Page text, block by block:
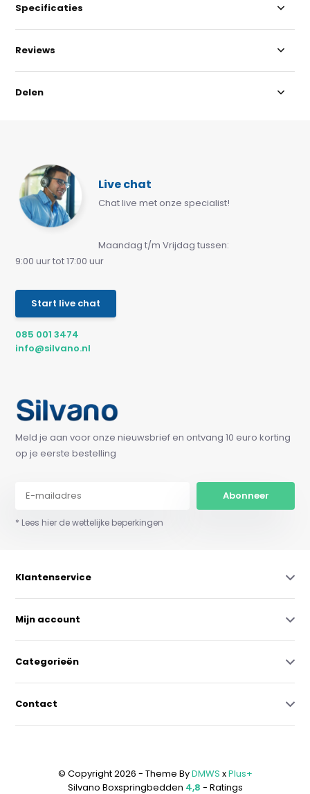
Specificaties
Reviews
Delen
Live chat
Chat live met onze specialist!
Maandag t/m Vrijdag tussen:
9:00 uur tot 17:00 uur
Start live chat
085 001 3474
info@silvano.nl
Meld je aan voor onze nieuwsbrief en ontvang 10 euro korting
op je eerste bestelling
Abonneer
* Lees hier de wettelijke beperkingen
Klantenservice
Mijn account
Categorieën
Contact
© Copyright 2026 - Theme ByDMWS xPlus+
Silvano Boxspringbedden 4,8 - Ratings